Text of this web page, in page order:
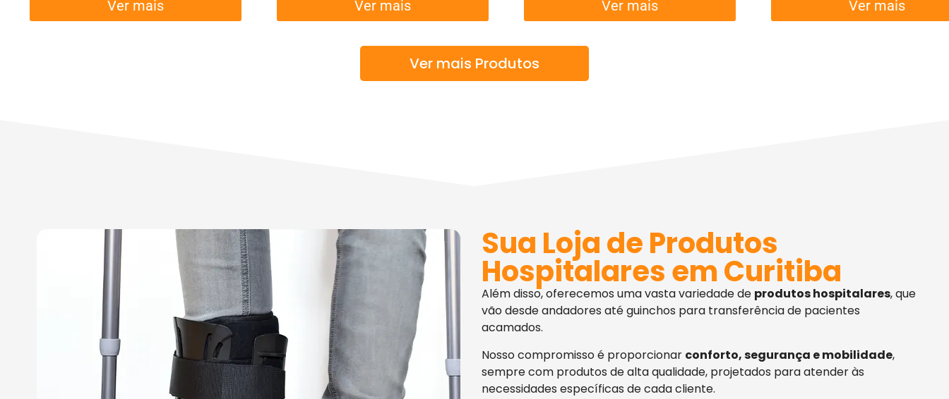
Ver mais Ver mais Ver mais Ver mais
Ver mais Produtos
Sua Loja de Produtos
Hospitalares em Curitiba
Além disso, oferecemos uma vasta variedade de produtos hospitalares, que
vão desde andadores até guinchos para transferência de pacientes
acamados.
Nosso compromisso é proporcionar conforto, segurança e mobilidade,
sempre com produtos de alta qualidade, projetados para atender às
necessidades específicas de cada cliente.